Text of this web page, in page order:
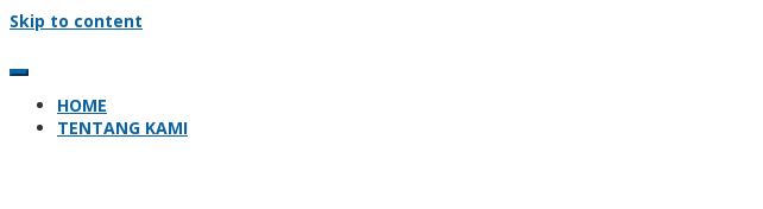
Skip to content
HOME
TENTANG KAMI